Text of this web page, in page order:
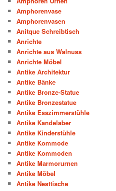
Amphorenvase
Amphorenvasen
Anitque Schreibtisch
Anrichte
Anrichte aus Walnuss
Anrichte Möbel
Antike Architektur
Antike Bänke
Antike Bronze-Statue
Antike Bronzestatue
Antike Esszimmerstühle
Antike Kandelaber
Antike Kinderstühle
Antike Kommode
Antike Kommoden
Antike Marmorurnen
Antike Möbel
Antike Nesttische